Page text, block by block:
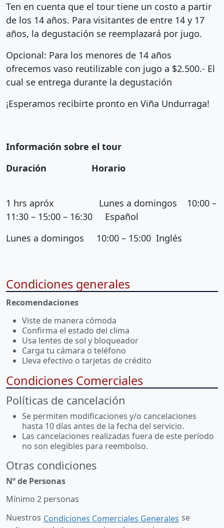
Ten en cuenta que el tour tiene un costo a partir
de los 14 años. Para visitantes de entre 14 y 17
años, la degustación se reemplazará por jugo.
Opcional: Para los menores de 14 años
ofrecemos vaso reutilizable con jugo a $2.500.- El
cual se entrega durante la degustación
¡Esperamos recibirte pronto en Viña Undurraga!
Información sobre el tour
Duración Horario
1 hrs apróx Lunes a domingos 10:00 –
11:30 – 15:00 – 16:30 Español
Lunes a domingos 10:00 – 15:00 Inglés
Condiciones generales
Recomendaciones
Viste de manera cómoda
Confirma el estado del clima
Usa lentes de sol y bloqueador
Carga tu cámara o teléfono
Lleva efectivo o tarjetas de crédito
Condiciones Comerciales
Políticas de cancelación
Se permiten modificaciones y/o cancelaciones
hasta 10 días antes de la fecha del servicio.
Las cancelaciones realizadas fuera de este período
no son elegibles para reembolso.
Otras condiciones
Nº de Personas
Mínimo 2 personas
Nuestros Condiciones Comerciales Generales se